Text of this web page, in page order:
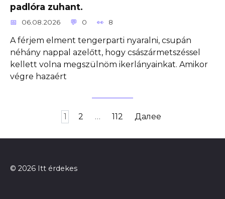
padlóra zuhant.
06.08.2026 0 8
A férjem elment tengerparti nyaralni, csupán
néhány nappal azelőtt, hogy császármetszéssel
kellett volna megszülnöm ikerlányainkat. Amikor
végre hazaért
1 2 … 112 Далее
© 2026 Itt érdekes